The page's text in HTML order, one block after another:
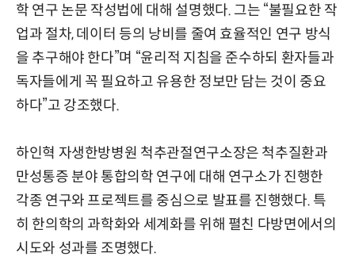
학 연구 논문 작성법에 대해 설명했다. 그는 “불필요한 작
업과 절차, 데이터 등의 낭비를 줄여 효율적인 연구 방식
을 추구해야 한다”며 “윤리적 지침을 준수하되 환자들과
독자들에게 꼭 필요하고 유용한 정보만 담는 것이 중요
하다”고 강조했다.
하인혁 자생한방병원 척추관절연구소장은 척추질환과
만성통증 분야 통합의학 연구에 대해 연구소가 진행한
각종 연구와 프로젝트를 중심으로 발표를 진행했다. 특
히 한의학의 과학화와 세계화를 위해 펼친 다방면에서의
시도와 성과를 조명했다.